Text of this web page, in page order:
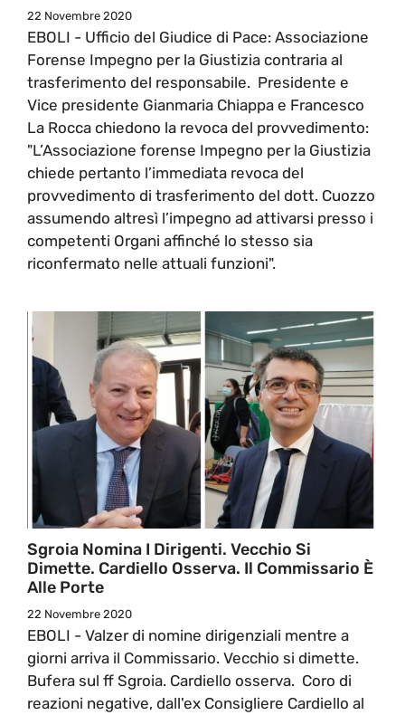
22 Novembre 2020
EBOLI - Ufficio del Giudice di Pace: Associazione
Forense Impegno per la Giustizia contraria al
trasferimento del responsabile. Presidente e
Vice presidente Gianmaria Chiappa e Francesco
La Rocca chiedono la revoca del provvedimento:
"L’Associazione forense Impegno per la Giustizia
chiede pertanto l’immediata revoca del
provvedimento di trasferimento del dott. Cuozzo
assumendo altresì l’impegno ad attivarsi presso i
competenti Organi affinché lo stesso sia
riconfermato nelle attuali funzioni".
Sgroia Nomina I Dirigenti. Vecchio Si
Dimette. Cardiello Osserva. Il Commissario È
Alle Porte
22 Novembre 2020
EBOLI - Valzer di nomine dirigenziali mentre a
giorni arriva il Commissario. Vecchio si dimette.
Bufera sul ff Sgroia. Cardiello osserva. Coro di
reazioni negative, dall'ex Consigliere Cardiello al